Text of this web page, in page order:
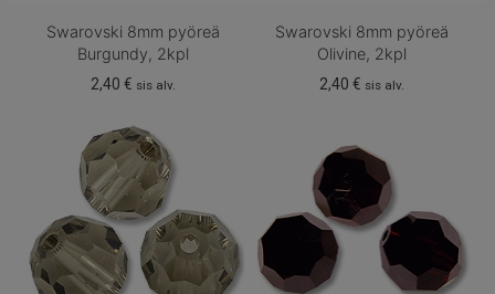
Swarovski 8mm pyöreä
Burgundy, 2kpl
2,40€ sis alv.
Swarovski 8mm pyöreä
Olivine, 2kpl
2,40 € sis alv.